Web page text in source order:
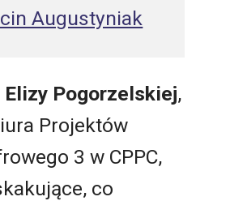
Augustyniak
Elizy Pogorzelskiej,
Projektów
3 w CPPC,
co